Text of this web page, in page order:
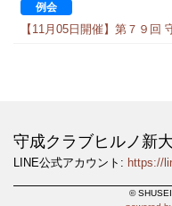
例会
【11月05日開催】第７９回
守成クラブヒルノ新
LINE公式アカウント: https://
©